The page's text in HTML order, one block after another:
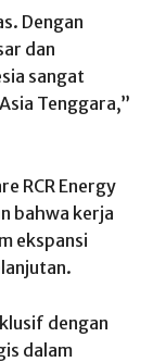
Dengan
dan
sangat
Tenggara,”
RCR Energy
bahwa kerja
ekspansi
dengan
dalam